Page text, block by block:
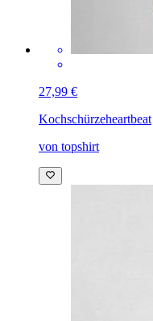
27,99 €
Kochschürzeheartbeat
von topshirt